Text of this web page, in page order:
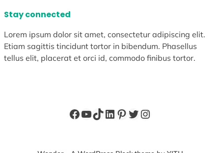
Stay connected
Lorem ipsum dolor sit amet, consectetur adipiscing elit.
Etiam sagittis tincidunt tortor in bibendum. Phasellus
tellus elit, placerat et orci id, commodo finibus tortor.
Facebook
YouTube
TikTok
LinkedIn
Pinterest
X Instagram